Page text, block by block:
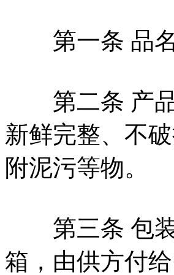
第一条 品名
第二条 产品
新鲜完整、不
附泥污等物。
第三条 包装
箱，由供方付